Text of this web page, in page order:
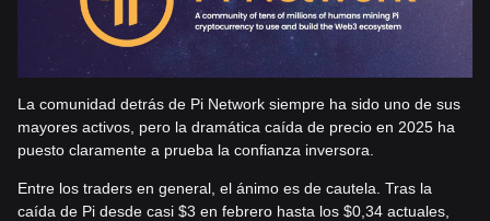
La comunidad detrás de Pi Network siempre ha sido uno de sus
mayores activos, pero la dramática caída de precio en 2025 ha
puesto claramente a prueba la confianza inversora.
Entre los traders en general, el ánimo es de cautela. Tras la
caída de Pi desde casi $3 en febrero hasta los $0,34 actuales,